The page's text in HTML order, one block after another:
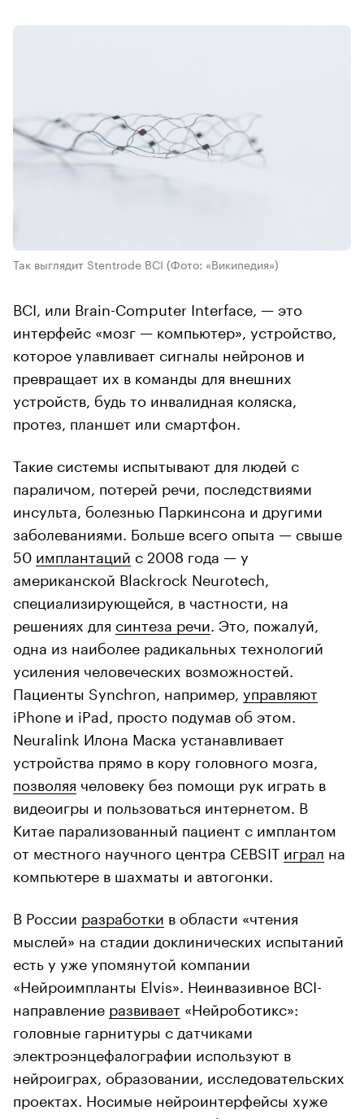
Так выглядит Stentrode BCI (Фото: «Википедия»)
BCI, или Brain-Computer Interface, — это
интерфейс «мозг — компьютер», устройство,
которое улавливает сигналы нейронов и
превращает их в команды для внешних
устройств, будь то инвалидная коляска,
протез, планшет или смартфон.
Такие системы испытывают для людей с
параличом, потерей речи, последствиями
инсульта, болезнью Паркинсона и другими
заболеваниями. Больше всего опыта — свыше
50 имплантаций с 2008 года — у
американской Blackrock Neurotech,
специализирующейся, в частности, на
решениях для синтеза речи . Это, пожалуй,
одна из наиболее радикальных технологий
усиления человеческих возможностей.
Пациенты Synchron, например, управляют
iPhone и iPad, просто подумав об этом.
Neuralink Илона Маска устанавливает
устройства прямо в кору головного мозга,
позволяя человеку без помощи рук играть в
видеоигры и пользоваться интернетом. В
Китае парализованный пациент с имплантом
от местного научного центра CEBSIT играл на
компьютере в шахматы и автогонки.
В России разработки в области «чтения
мыслей» на стадии доклинических испытаний
есть у уже упомянутой компании
«Нейроимпланты Elvis». Неинвазивное BCI-
направление развивает «Нейроботикс»:
головные гарнитуры с датчиками
электроэнцефалографии используют в
нейроиграх, образовании, исследовательских
проектах. Носимые нейроинтерфейсы хуже